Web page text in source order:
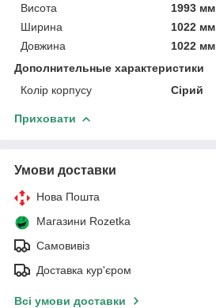
Висота
1993 мм
Ширина
1022 мм
Довжина
1022 мм
Дополнительные характеристики
Колір корпусу
Сірий
Приховати
Умови доставки
Нова Пошта
Магазини Rozetka
Самовивіз
Доставка кур'єром
Всі умови доставки